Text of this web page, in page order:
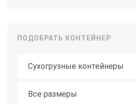
ПОДОБРАТЬ КОНТЕЙНЕР
Все размеры